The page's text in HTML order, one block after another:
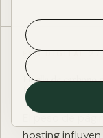
ESG DIGITAL·27
Huella de
ESG de una web
El peso de
hosting